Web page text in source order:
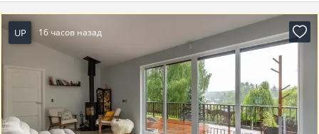
UP 16 часов назад